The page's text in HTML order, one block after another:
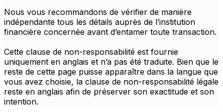
Nous vous recommandons de vérifier de manière
indépendante tous les détails auprès de l’institution
financière concernée avant d’entamer toute transaction.
Cette clause de non-responsabilité est fournie
uniquement en anglais et n’a pas été traduite. Bien que le
reste de cette page puisse apparaître dans la langue que
vous avez choisie, la clause de non-responsabilité légale
reste en anglais afin de préserver son exactitude et son
intention.